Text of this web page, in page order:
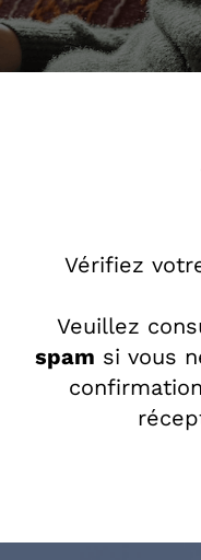
Vérifiez
Veuillez
spam si vous